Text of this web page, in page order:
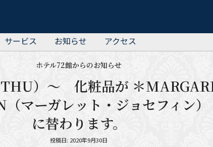
サービス お知らせ アクセス
ホテル72館からのお知らせ
）～ 化粧品が ＊
マーガレット・ジョセフィン）
に替わります。
Posted
投稿日: 2020年9月30日